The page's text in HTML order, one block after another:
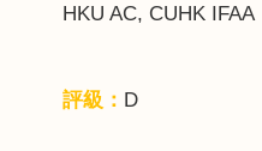
HKU AC, CUHK IFAA
評級： D